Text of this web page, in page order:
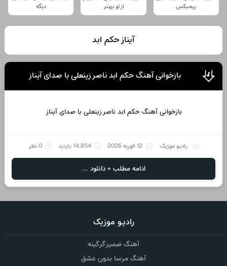
ریمیکس
از تو بهتر
دیگه
آیناز حکم ابد
بازخوانی آهنگ حکم ابد ناصر زینعلی با صدای آیناز
بازخوانی آهنگ حکم ابد ناصر زینعلی با صدای آیناز
رادیو موزیک 12 فوریه 2026 14,854 بازدید 0 نظر
ادامه مطلب + دانلود ...
رادیو موزیک
آهنگ ضمیر گرگینه
آهنگ مرسا بدون عشق